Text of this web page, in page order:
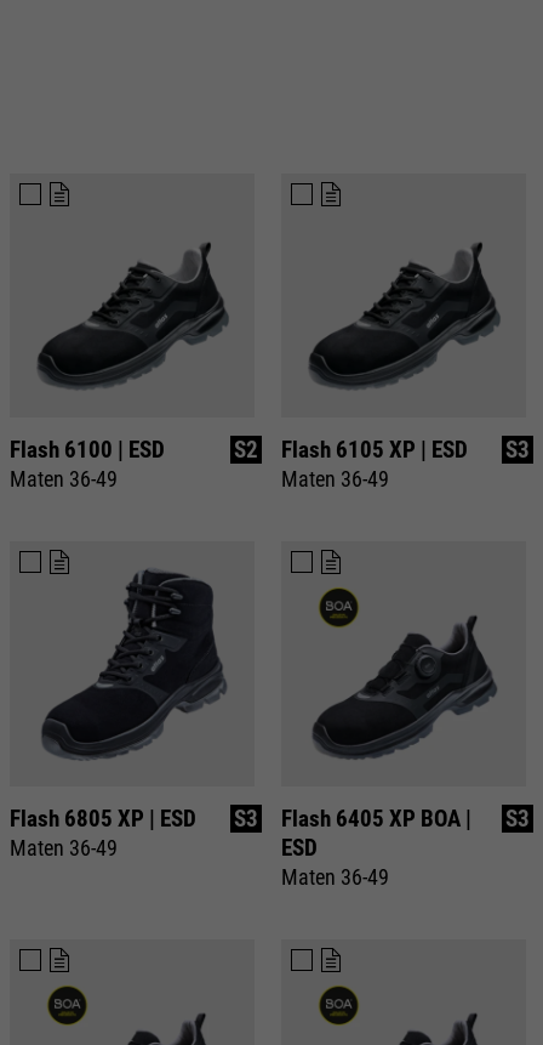
Flash 6100 | ESD
Maten 36-49
S2 Flash 6105 XP | ESD
Maten 36-49
S3
Flash 6805 XP | ESD
Maten 36-49
S3
Flash 6405 XP BOA |
ESD
Maten 36-49
S3